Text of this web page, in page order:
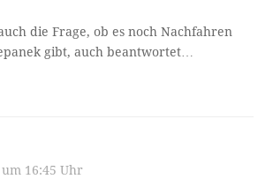
die Frage, ob es noch Nachfahren
gibt, auch beantwortet…
16:45 Uhr